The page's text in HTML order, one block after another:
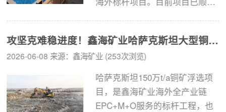
交付成果获得海外客户高度认
可。针对几内亚特有的红土型金
矿选矿难题，鑫海矿业量身定制
专属选矿整体解决方案，创新采
用组合式钢结构建厂方案 + 全流
攻坚克难稳进度！鑫海矿业哈萨克斯坦大型铜矿土建工程稳步推进
2026-06-08 来源：鑫海矿业 (253次浏览)
哈萨克斯坦150万t/a铜矿浮选项
目，是鑫海矿业海外全产业链
EPC+M+O服务的标杆工程，也